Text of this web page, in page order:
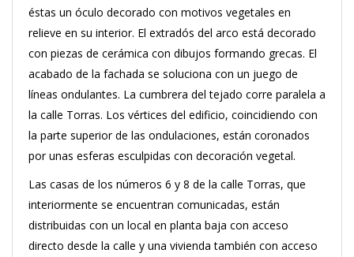
éstas un óculo decorado con motivos vegetales en
relieve en su interior. El extradós del arco está decorado
con piezas de cerámica con dibujos formando grecas. El
acabado de la fachada se soluciona con un juego de
líneas ondulantes. La cumbrera del tejado corre paralela a
la calle Torras. Los vértices del edificio, coincidiendo con
la parte superior de las ondulaciones, están coronados
por unas esferas esculpidas con decoración vegetal.
Las casas de los números 6 y 8 de la calle Torras, que
interiormente se encuentran comunicadas, están
distribuidas con un local en planta baja con acceso
directo desde la calle y una vivienda también con acceso